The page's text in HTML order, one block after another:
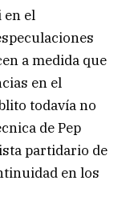
en el
a medida que
en el
todavía no
de Pep
partidario de
en los